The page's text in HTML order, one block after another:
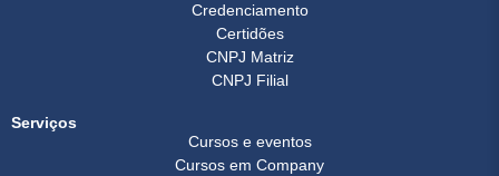
Credenciamento
Certidões
CNPJ Matriz
CNPJ Filial
Serviços
Cursos e eventos
Cursos em Company